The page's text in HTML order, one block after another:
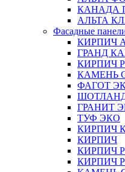
КАНАДА
АЛЬТА
Фасадные
КИРПИЧ
ГРАНД
КИРПИЧ
КАМЕНЬ
ФАГОТ
ГРАНИТ
ТУФ ЭКО
КИРПИЧ
КИРПИЧ
КИРПИЧ
КИРПИЧ